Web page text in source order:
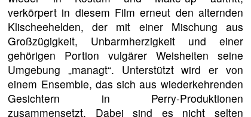
verkörpert in diesem Film erneut den alternden
Klischeehelden, der mit einer Mischung aus
Großzügigkeit, Unbarmherzigkeit und einer
gehörigen Portion vulgärer Weisheiten seine
Umgebung „managt“. Unterstützt wird er von
einem Ensemble, das sich aus wiederkehrenden
Gesichtern in Perry-Produktionen
zusammensetzt. Dabei sind es nicht selten